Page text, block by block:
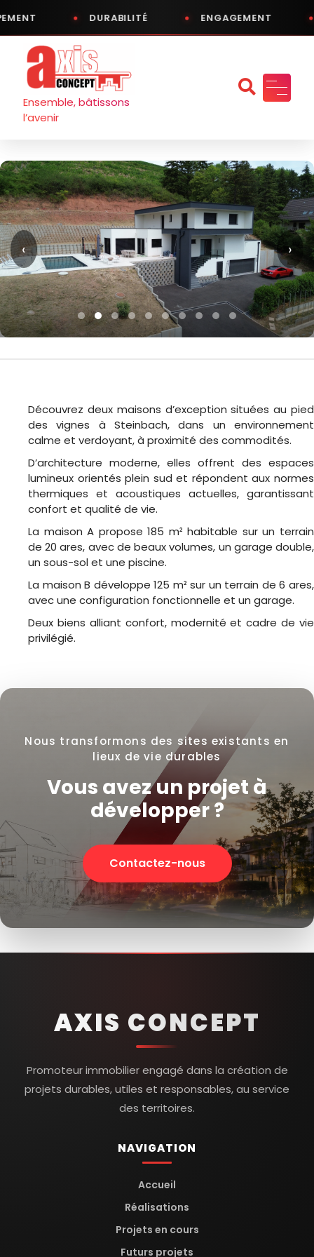
DURABILITÉ ENGAGEMENT
contenu
Ensemble, bâtissons
l’avenir
‹ ›
Découvrez deux maisons d’exception situées au pied
des vignes à Steinbach, dans un environnement
calme et verdoyant, à proximité des commodités.
D’architecture moderne, elles offrent des espaces
lumineux orientés plein sud et répondent aux normes
thermiques et acoustiques actuelles, garantissant
confort et qualité de vie.
La maison A propose 185 m² habitable sur un terrain
de 20 ares, avec de beaux volumes, un garage double,
un sous-sol et une piscine.
La maison B développe 125 m² sur un terrain de 6 ares,
avec une configuration fonctionnelle et un garage.
Deux biens alliant confort, modernité et cadre de vie
privilégié.
Nous transformons des sites existants en
lieux de vie durables
Vous avez un projet à
développer ?
Contactez-nous
AXIS CONCEPT
Promoteur immobilier engagé dans la création de
projets durables, utiles et responsables, au service
des territoires.
NAVIGATION
Accueil
Réalisations
Projets en cours
Futurs projets